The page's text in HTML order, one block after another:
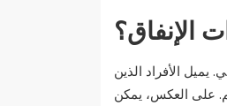
الإنفاق؟
يميل الأفراد الذين
على العكس، يمكن